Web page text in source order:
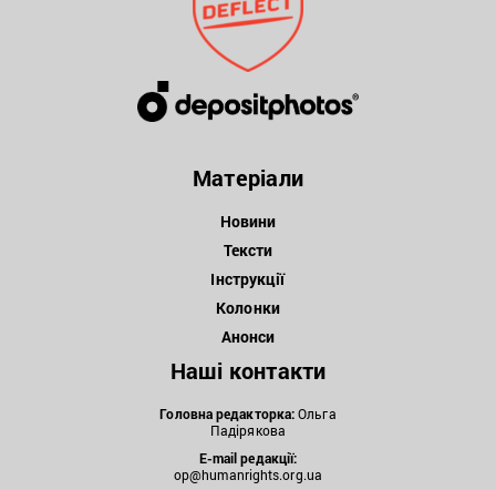
Матеріали
Новини
Тексти
Інструкції
Колонки
Анонси
Наші контакти
Головна редакторка:Ольга
Падірякова
E-mail редакції:
op@humanrights.org.ua